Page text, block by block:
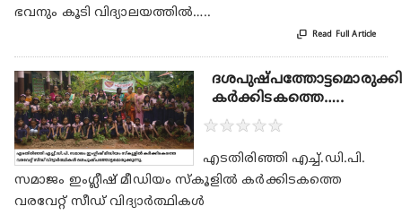
ഭവനും കൂടി വിദ്യാലയത്തിൽ…..
 Read Full Article
ദശപുഷ്പത്തോട്ടമൊരുക്കി
കര്‍ക്കിടകത്തെ…..
★★★★★
എടതിരിഞ്ഞി എച്ച്.ഡി.പി.
സമാജം ഇംഗ്ലീഷ് മീഡിയം സ്‌കൂളില്‍ കര്‍ക്കിടകത്തെ
വരവേറ്റ് സീഡ് വിദ്യാര്‍ത്ഥികള്‍